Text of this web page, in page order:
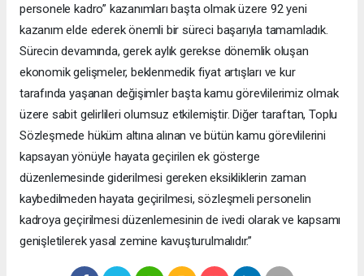
personele kadro” kazanımları başta olmak üzere 92 yeni
kazanım elde ederek önemli bir süreci başarıyla tamamladık.
Sürecin devamında, gerek aylık gerekse dönemlik oluşan
ekonomik gelişmeler, beklenmedik fiyat artışları ve kur
tarafında yaşanan değişimler başta kamu görevlilerimiz olmak
üzere sabit gelirlileri olumsuz etkilemiştir. Diğer taraftan, Toplu
Sözleşmede hüküm altına alınan ve bütün kamu görevlilerini
kapsayan yönüyle hayata geçirilen ek gösterge
düzenlemesinde giderilmesi gereken eksikliklerin zaman
kaybedilmeden hayata geçirilmesi, sözleşmeli personelin
kadroya geçirilmesi düzenlemesinin de ivedi olarak ve kapsamı
genişletilerek yasal zemine kavuşturulmalıdır.”